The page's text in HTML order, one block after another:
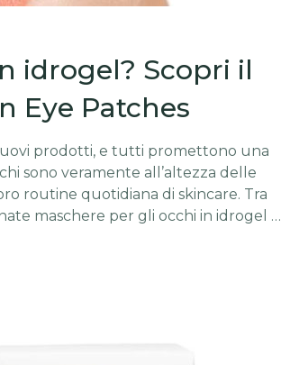
idrogel? Scopri il
Eye Patches
prodotti, e tutti promettono una
sono veramente all’altezza delle
routine quotidiana di skincare. Tra
maschere per gli occhi in idrogel …